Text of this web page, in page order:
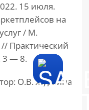
15 июля.
на
/ М.
Практический
3 — 8.
О.В. Журкина